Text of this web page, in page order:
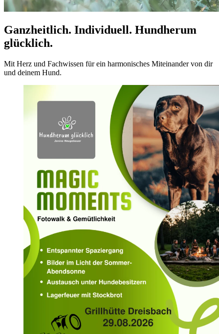
Ganzheitlich. Individuell. Hundherum
glücklich.
Mit Herz und Fachwissen für ein harmonisches Miteinander von dir
und deinem Hund.